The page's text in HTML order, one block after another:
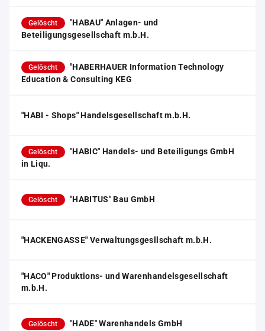
Gelöscht
"HABAU" Anlagen- und
Beteiligungsgesellschaft m.b.H.
Gelöscht
"HABERHAUER Information Technology
Education & Consulting KEG
"HABI - Shops" Handelsgesellschaft m.b.H.
Gelöscht
"HABIC" Handels- und Beteiligungs GmbH
in Liqu.
Gelöscht "HABITUS" Bau GmbH
"HACKENGASSE" Verwaltungsgesllschaft m.b.H.
"HACO" Produktions- und Warenhandelsgesellschaft
m.b.H.
Gelöscht "HADE" Warenhandels GmbH